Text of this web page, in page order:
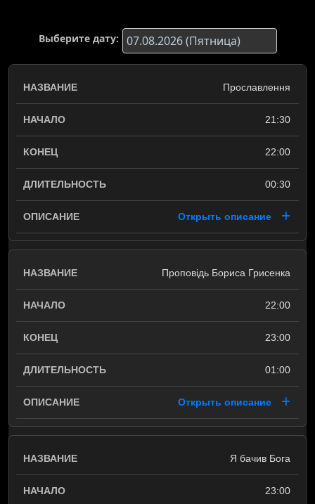
Выберите дату:
Прославлення
21:30
22:00
00:30
Открыть описание
Проповідь Бориса Грисенка
22:00
23:00
01:00
Открыть описание
Я бачив Бога
23:00